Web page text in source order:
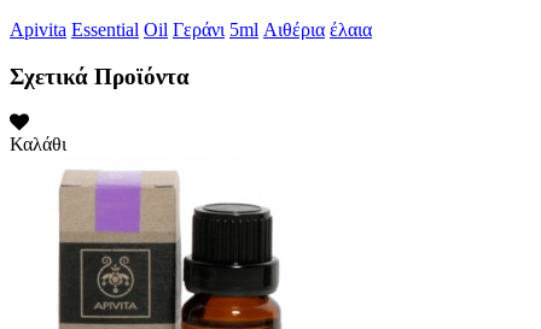
Apivita Essential Oil Γεράνι 5ml Αιθέρια έλαια
Σχετικά Προϊόντα
Καλάθι